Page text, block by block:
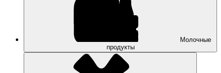
Молочные
продукты